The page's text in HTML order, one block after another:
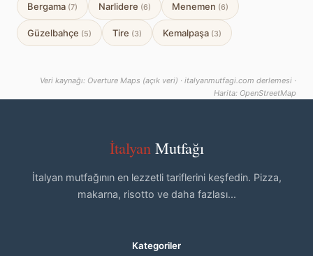
Bergama (7) Narlidere (6) Menemen (6)
Güzelbahçe (5) Tire (3) Kemalpaşa (3)
Veri kaynağı: Overture Maps (açık veri) · italyanmutfagi.com derlemesi ·
Harita: OpenStreetMap
İtalyanMutfağı
İtalyan mutfağının en lezzetli tariflerini keşfedin. Pizza,
makarna, risotto ve daha fazlası...
Kategoriler